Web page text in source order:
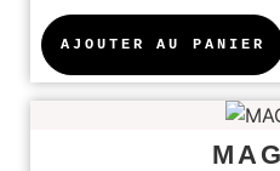
AJOUTER AU PANIER